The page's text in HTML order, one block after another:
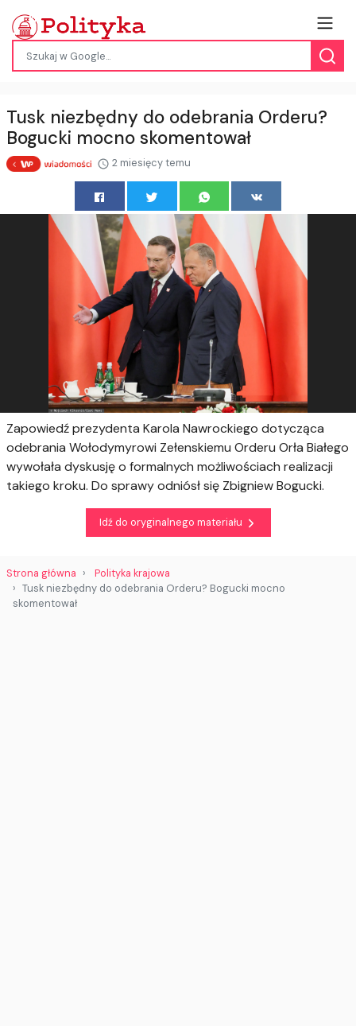
Tusk niezbędny do odebrania Orderu?
Bogucki mocno skomentował
2 miesięcy temu
Zapowiedź prezydenta Karola Nawrockiego dotycząca
odebrania Wołodymyrowi Zełenskiemu Orderu Orła Białego
wywołała dyskusję o formalnych możliwościach realizacji
takiego kroku. Do sprawy odniósł się Zbigniew Bogucki.
Idź do oryginalnego materiału
Strona główna
Polityka krajowa
Tusk niezbędny do odebrania Orderu? Bogucki mocno
skomentował